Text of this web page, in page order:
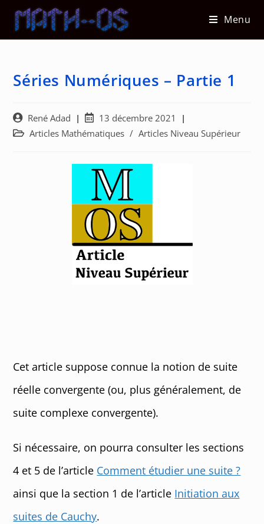
content
Menu
Séries Numériques – Partie 1
Auteur/autrice
de
René Adad
Post
published:
13 décembre 2021
Post Articles Mathématiques / Articles Niveau Supérieur
Cet article suppose connue la notion de suite
réelle convergente (ou, plus généralement, de
suite complexe convergente).
Si nécessaire, on pourra consulter les sections
4 et 5 de l’article Comment étudier une suite ?
ainsi que la section 1 de l’article Initiation aux
suites de Cauchy.